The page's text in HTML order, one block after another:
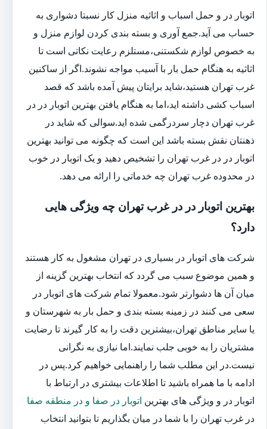
اتوبار در و حمل اسباب و اثاثیه منزل کار نسبتا دشواری به
حساب می آید.جمع آوری و بسته بندی کردن لوازم منزل و
به خصوص لوازم شکستنی،مستلزم رعایت نکاتی است تا
اثاثیه به هنگام حمل بار با آسیب مواجه نشوند.اگر از ساکنین
غرب تهران هستید،شاید برایتان پیش آمده باشد که قصد
اسباب کشی داشته اید،اما به هنگام یافتن بهترین اتوبار در در
غرب تهران دچار سردرگمی شده اید.سوالی که شاید در
ذهنتان نقش بسته باشد این است که چگونه می توانید بهترین
اتوبار در در غرب تهران را تشخیص دهید و یک اتوبار در خوب
در محدوده غرب تهران چه خدماتی را ارائه می دهد.
بهترین اتوبار در در غرب تهران چه ویژگی هایی
دارد؟
شرکت های اتوبار در بسیاری در تهران مشغول به کار هستند
و همین موضوع سبب می گردد که انتخاب بهترین گزینه از
میان آن ها دشوارتر شود.معمولا تمام شرکت های اتوبار در
سعی می کنند در زمینه بسته بندی و حمل بار به شهرستان و
یا سایر مناطق تهران،بیشترین دقت را به کار گیرند تا رضایت
مشتریان را به خوبی جلب نمایند.اما نیازی به نگرانی
نیست.در این مطلب شما را راهنمایی خواهیم کرد.پس در
ادامه با ما همراه باشید تا اطلاعات بیشتری در ارتباط با
اتوبار در و ویژگی های بهترین اتوبار در صفا و در منطقه صفا
در غرب تهران را با شما در میان بگذاریم تا بتوانید انتخاب